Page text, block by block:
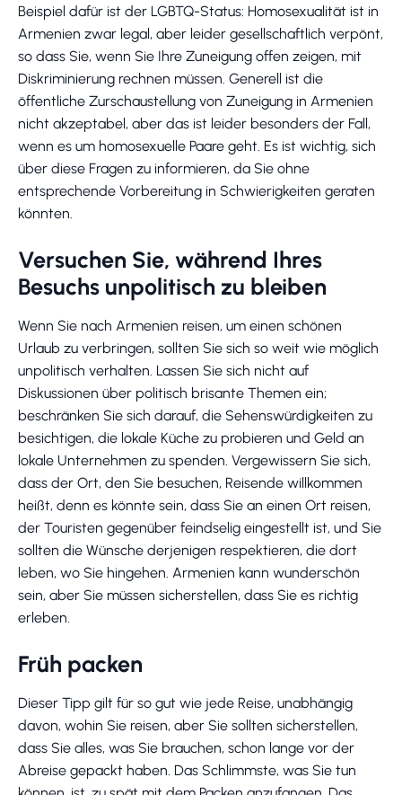
Beispiel dafür ist der LGBTQ-Status: Homosexualität ist in
Armenien zwar legal, aber leider gesellschaftlich verpönt,
so dass Sie, wenn Sie Ihre Zuneigung offen zeigen, mit
Diskriminierung rechnen müssen. Generell ist die
öffentliche Zurschaustellung von Zuneigung in Armenien
nicht akzeptabel, aber das ist leider besonders der Fall,
wenn es um homosexuelle Paare geht. Es ist wichtig, sich
über diese Fragen zu informieren, da Sie ohne
entsprechende Vorbereitung in Schwierigkeiten geraten
könnten.
Versuchen Sie, während Ihres
Besuchs unpolitisch zu bleiben
Wenn Sie nach Armenien reisen, um einen schönen
Urlaub zu verbringen, sollten Sie sich so weit wie möglich
unpolitisch verhalten. Lassen Sie sich nicht auf
Diskussionen über politisch brisante Themen ein;
beschränken Sie sich darauf, die Sehenswürdigkeiten zu
besichtigen, die lokale Küche zu probieren und Geld an
lokale Unternehmen zu spenden. Vergewissern Sie sich,
dass der Ort, den Sie besuchen, Reisende willkommen
heißt, denn es könnte sein, dass Sie an einen Ort reisen,
der Touristen gegenüber feindselig eingestellt ist, und Sie
sollten die Wünsche derjenigen respektieren, die dort
leben, wo Sie hingehen. Armenien kann wunderschön
sein, aber Sie müssen sicherstellen, dass Sie es richtig
erleben.
Früh packen
Dieser Tipp gilt für so gut wie jede Reise, unabhängig
davon, wohin Sie reisen, aber Sie sollten sicherstellen,
dass Sie alles, was Sie brauchen, schon lange vor der
Abreise gepackt haben. Das Schlimmste, was Sie tun